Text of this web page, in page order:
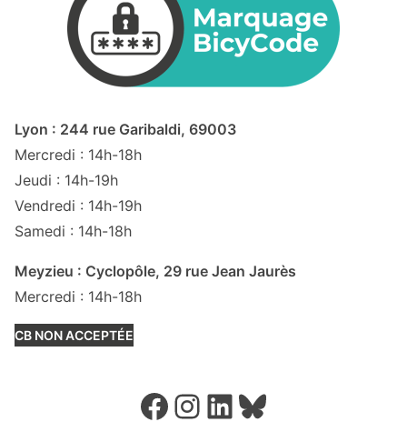
Lyon : 244 rue Garibaldi, 69003
Mercredi : 14h-18h
Jeudi : 14h-19h
Vendredi : 14h-19h
Samedi : 14h-18h
Meyzieu : Cyclopôle, 29 rue Jean Jaurès
Mercredi : 14h-18h
CB NON ACCEPTÉE
Facebook Instagram LinkedIn Bluesky